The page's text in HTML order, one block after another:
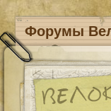
Форумы